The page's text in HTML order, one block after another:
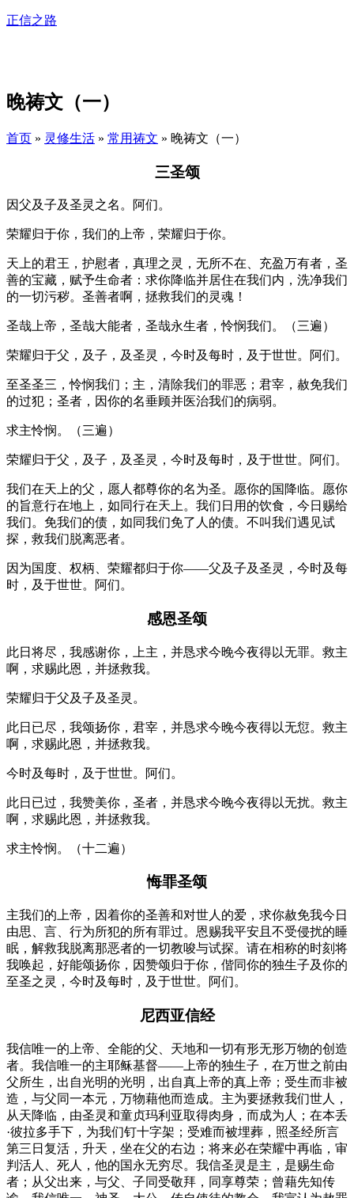
正信之路
晚祷文（一）
首页 » 灵修生活 » 常用祷文 » 晚祷文（一）
三圣颂
因父及子及圣灵之名。阿们。
荣耀归于你，我们的上帝，荣耀归于你。
天上的君王，护慰者，真理之灵，无所不在、充盈万有者，圣
善的宝藏，赋予生命者：求你降临并居住在我们内，洗净我们
的一切污秽。圣善者啊，拯救我们的灵魂！
圣哉上帝，圣哉大能者，圣哉永生者，怜悯我们。（三遍）
荣耀归于父，及子，及圣灵，今时及每时，及于世世。阿们。
至圣圣三，怜悯我们；主，清除我们的罪恶；君宰，赦免我们
的过犯；圣者，因你的名垂顾并医治我们的病弱。
求主怜悯。（三遍）
荣耀归于父，及子，及圣灵，今时及每时，及于世世。阿们。
我们在天上的父，愿人都尊你的名为圣。愿你的国降临。愿你
的旨意行在地上，如同行在天上。我们日用的饮食，今日赐给
我们。免我们的债，如同我们免了人的债。不叫我们遇见试
探，救我们脱离恶者。
因为国度、权柄、荣耀都归于你——父及子及圣灵，今时及每
时，及于世世。阿们。
感恩圣颂
此日将尽，我感谢你，上主，并恳求今晚今夜得以无罪。救主
啊，求赐此恩，并拯救我。
荣耀归于父及子及圣灵。
此日已尽，我颂扬你，君宰，并恳求今晚今夜得以无愆。救主
啊，求赐此恩，并拯救我。
今时及每时，及于世世。阿们。
此日已过，我赞美你，圣者，并恳求今晚今夜得以无扰。救主
啊，求赐此恩，并拯救我。
求主怜悯。（十二遍）
悔罪圣颂
主我们的上帝，因着你的圣善和对世人的爱，求你赦免我今日
由思、言、行为所犯的所有罪过。恩赐我平安且不受侵扰的睡
眠，解救我脱离那恶者的一切教唆与试探。请在相称的时刻将
我唤起，好能颂扬你，因赞颂归于你，偕同你的独生子及你的
至圣之灵，今时及每时，及于世世。阿们。
尼西亚信经
我信唯一的上帝、全能的父、天地和一切有形无形万物的创造
者。我信唯一的主耶稣基督——上帝的独生子，在万世之前由
父所生，出自光明的光明，出自真上帝的真上帝；受生而非被
造，与父同一本元，万物藉他而造成。主为要拯救我们世人，
从天降临，由圣灵和童贞玛利亚取得肉身，而成为人；在本丢
·彼拉多手下，为我们钉十字架；受难而被埋葬，照圣经所言
第三日复活，升天，坐在父的右边；将来必在荣耀中再临，审
判活人、死人，他的国永无穷尽。我信圣灵是主，是赐生命
者；从父出来，与父、子同受敬拜，同享尊荣；曾藉先知传